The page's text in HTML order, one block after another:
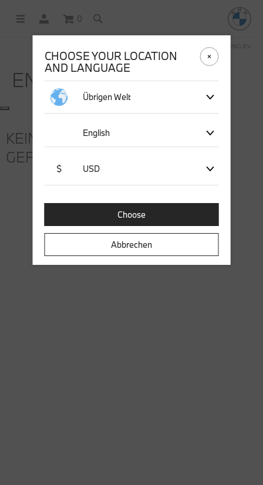
0
OFFICIAL BMW LIFESTYLE SHOP OPERATED BY STICHD SPORTMERCHANDISING B.V.
ENTDECKEN
KEINE SUCHERGEBNISSE
GEFUNDEN
CHOOSE YOUR LOCATION
AND LANGUAGE
Übrigen Welt
English
$ USD
Choose
Abbrechen